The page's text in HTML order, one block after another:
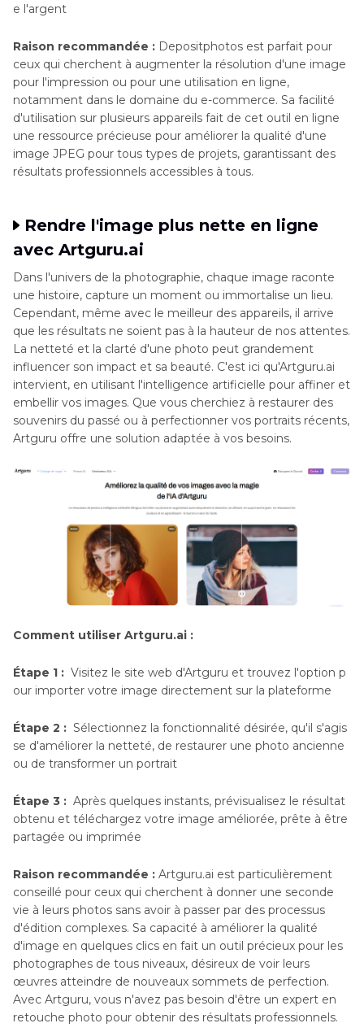
e l'argent
Raison recommandée : Depositphotos est parfait pour
ceux qui cherchent à augmenter la résolution d'une image
pour l'impression ou pour une utilisation en ligne,
notamment dans le domaine du e-commerce. Sa facilité
d'utilisation sur plusieurs appareils fait de cet outil en ligne
une ressource précieuse pour améliorer la qualité d'une
image JPEG pour tous types de projets, garantissant des
résultats professionnels accessibles à tous.
Rendre l'image plus nette en ligne
avec Artguru.ai
Dans l'univers de la photographie, chaque image raconte
une histoire, capture un moment ou immortalise un lieu.
Cependant, même avec le meilleur des appareils, il arrive
que les résultats ne soient pas à la hauteur de nos attentes.
La netteté et la clarté d'une photo peut grandement
influencer son impact et sa beauté. C'est ici qu'Artguru.ai
intervient, en utilisant l'intelligence artificielle pour affiner et
embellir vos images. Que vous cherchiez à restaurer des
souvenirs du passé ou à perfectionner vos portraits récents,
Artguru offre une solution adaptée à vos besoins.
Comment utiliser Artguru.ai :
Étape 1 : Visitez le site web d'Artguru et trouvez l'option p
our importer votre image directement sur la plateforme
Étape 2 : Sélectionnez la fonctionnalité désirée, qu'il s'agis
se d'améliorer la netteté, de restaurer une photo ancienne
ou de transformer un portrait
Étape 3 : Après quelques instants, prévisualisez le résultat
obtenu et téléchargez votre image améliorée, prête à être
partagée ou imprimée
Raison recommandée : Artguru.ai est particulièrement
conseillé pour ceux qui cherchent à donner une seconde
vie à leurs photos sans avoir à passer par des processus
d'édition complexes. Sa capacité à améliorer la qualité
d'image en quelques clics en fait un outil précieux pour les
photographes de tous niveaux, désireux de voir leurs
œuvres atteindre de nouveaux sommets de perfection.
Avec Artguru, vous n'avez pas besoin d'être un expert en
retouche photo pour obtenir des résultats professionnels.